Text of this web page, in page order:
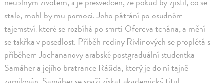
stalo, mohl by mu pomoci. Jeho pátrání po osudném
tajemství, které se rozbíhá po smrti Oferova tchána, a mění
se takřka v posedlost. Příběh rodiny Rivlinových se proplétá s
příběhem Jochananovy arabské postgraduální studentka
Samáher a jejího bratrance Rášida, který je do ní tajně